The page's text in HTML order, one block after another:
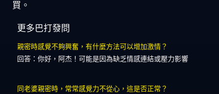
買。
更多巴打發問
親密時感覺不夠興奮，有什麼方法可以增加激情？
回答：你好，阿杰！可能是因為缺乏情感連結或壓力影響
同老婆親密時，常常感覺力不從心，這是否正常？